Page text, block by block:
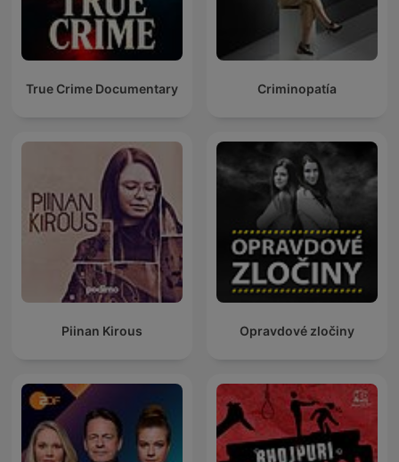
True Crime Documentary Criminopatía
Piinan Kirous Opravdové zločiny